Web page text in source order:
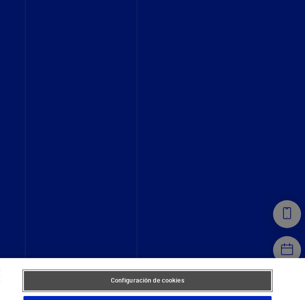
Configuración de cookies